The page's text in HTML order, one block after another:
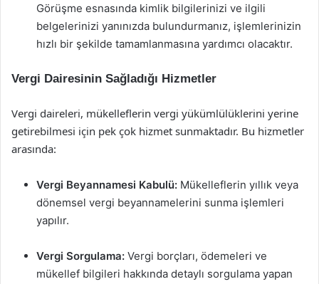
Görüşme esnasında kimlik bilgilerinizi ve ilgili
belgelerinizi yanınızda bulundurmanız, işlemlerinizin
hızlı bir şekilde tamamlanmasına yardımcı olacaktır.
Vergi Dairesinin Sağladığı Hizmetler
Vergi daireleri, mükelleflerin vergi yükümlülüklerini yerine
getirebilmesi için pek çok hizmet sunmaktadır. Bu hizmetler
arasında:
Vergi Beyannamesi Kabulü: Mükelleflerin yıllık veya
dönemsel vergi beyannamelerini sunma işlemleri
yapılır.
Vergi Sorgulama: Vergi borçları, ödemeleri ve
mükellef bilgileri hakkında detaylı sorgulama yapan